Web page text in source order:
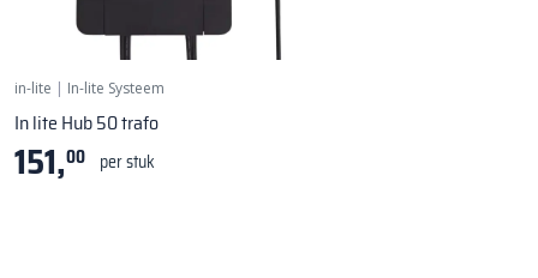
in-lite | In-lite Systeem
In lite Hub 50 trafo
151,00 per stuk